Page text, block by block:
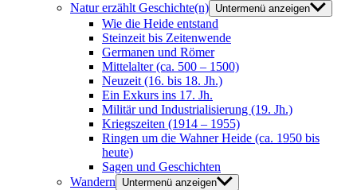
Natur erzählt Geschichte(n) Untermenü anzeigen
Wie die Heide entstand
Steinzeit bis Zeitenwende
Germanen und Römer
Mittelalter (ca. 500 – 1500)
Neuzeit (16. bis 18. Jh.)
Ein Exkurs ins 17. Jh.
Militär und Industrialisierung (19. Jh.)
Kriegszeiten (1914 – 1955)
Ringen um die Wahner Heide (ca. 1950 bis
heute)
Sagen und Geschichten
Wandern
Untermenü anzeigen